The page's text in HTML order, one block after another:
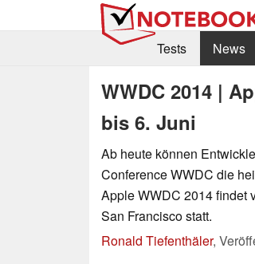
Tests
News
WWDC 2014 |
bis 6. Juni
Ab heute können
Conference WWDC die
Apple WWDC 2014 findet
San Francisco statt.
Ronald Tiefenthäler,